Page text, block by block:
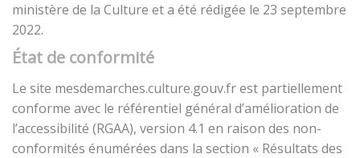
ministère de la Culture et a été rédigée le 23 septembre
2022.
État de conformité
Le site mesdemarches.culture.gouv.fr est partiellement
conforme avec le référentiel général d’amélioration de
l’accessibilité (RGAA), version 4.1 en raison des non-
conformités énumérées dans la section « Résultats des